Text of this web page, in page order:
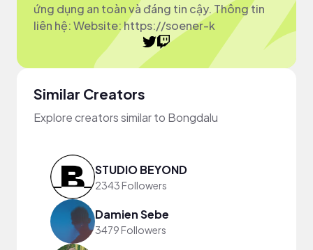
ứng dụng an toàn và đáng tin cậy. Thông tin
liên hệ: Website: https://soener-k
Similar Creators
Explore creators similar to Bongdalu
STUDIO BEYOND
2343 Followers
Damien Sebe
3479 Followers